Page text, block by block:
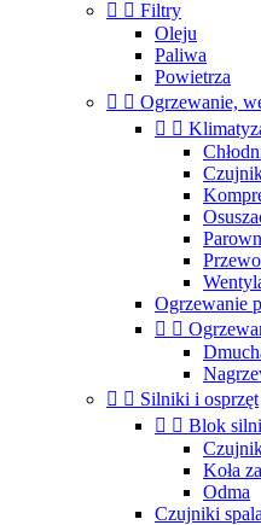
  Filtry
Oleju
Paliwa
Powietrza
  Ogrzewanie,
 
Ogrzewanie
 
  Silniki i osprzęt
  Blok
Koła
Odma
Czujniki